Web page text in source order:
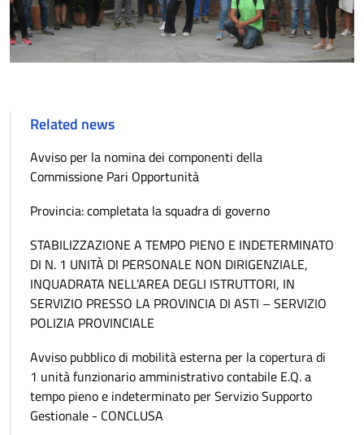
Related news
Avviso per la nomina dei componenti della
Commissione Pari Opportunità
Provincia: completata la squadra di governo
STABILIZZAZIONE A TEMPO PIENO E INDETERMINATO
DI N. 1 UNITÀ DI PERSONALE NON DIRIGENZIALE,
INQUADRATA NELL’AREA DEGLI ISTRUTTORI, IN
SERVIZIO PRESSO LA PROVINCIA DI ASTI – SERVIZIO
POLIZIA PROVINCIALE
Avviso pubblico di mobilità esterna per la copertura di
1 unità funzionario amministrativo contabile E.Q. a
tempo pieno e indeterminato per Servizio Supporto
Gestionale - CONCLUSA